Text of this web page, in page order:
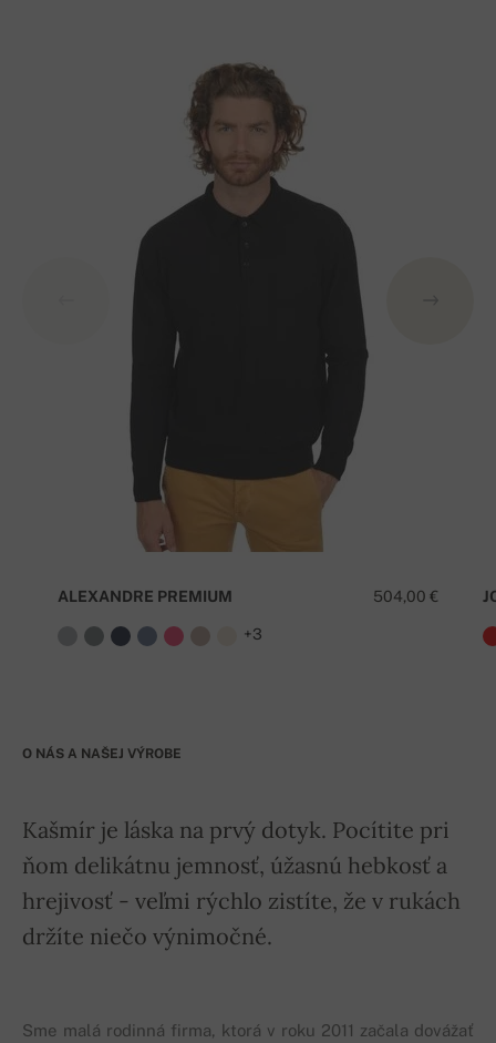
504,00 €
ALEXANDRE PREMIUM
+3
O NÁS A NAŠEJ VÝROBE
Kašmír je láska na prvý dotyk. Pocítite pri
ňom delikátnu jemnosť, úžasnú hebkosť a
hrejivosť - veľmi rýchlo zistíte, že v rukách
držíte niečo výnimočné.
Sme malá rodinná firma, ktorá v roku 2011 začala dovážať